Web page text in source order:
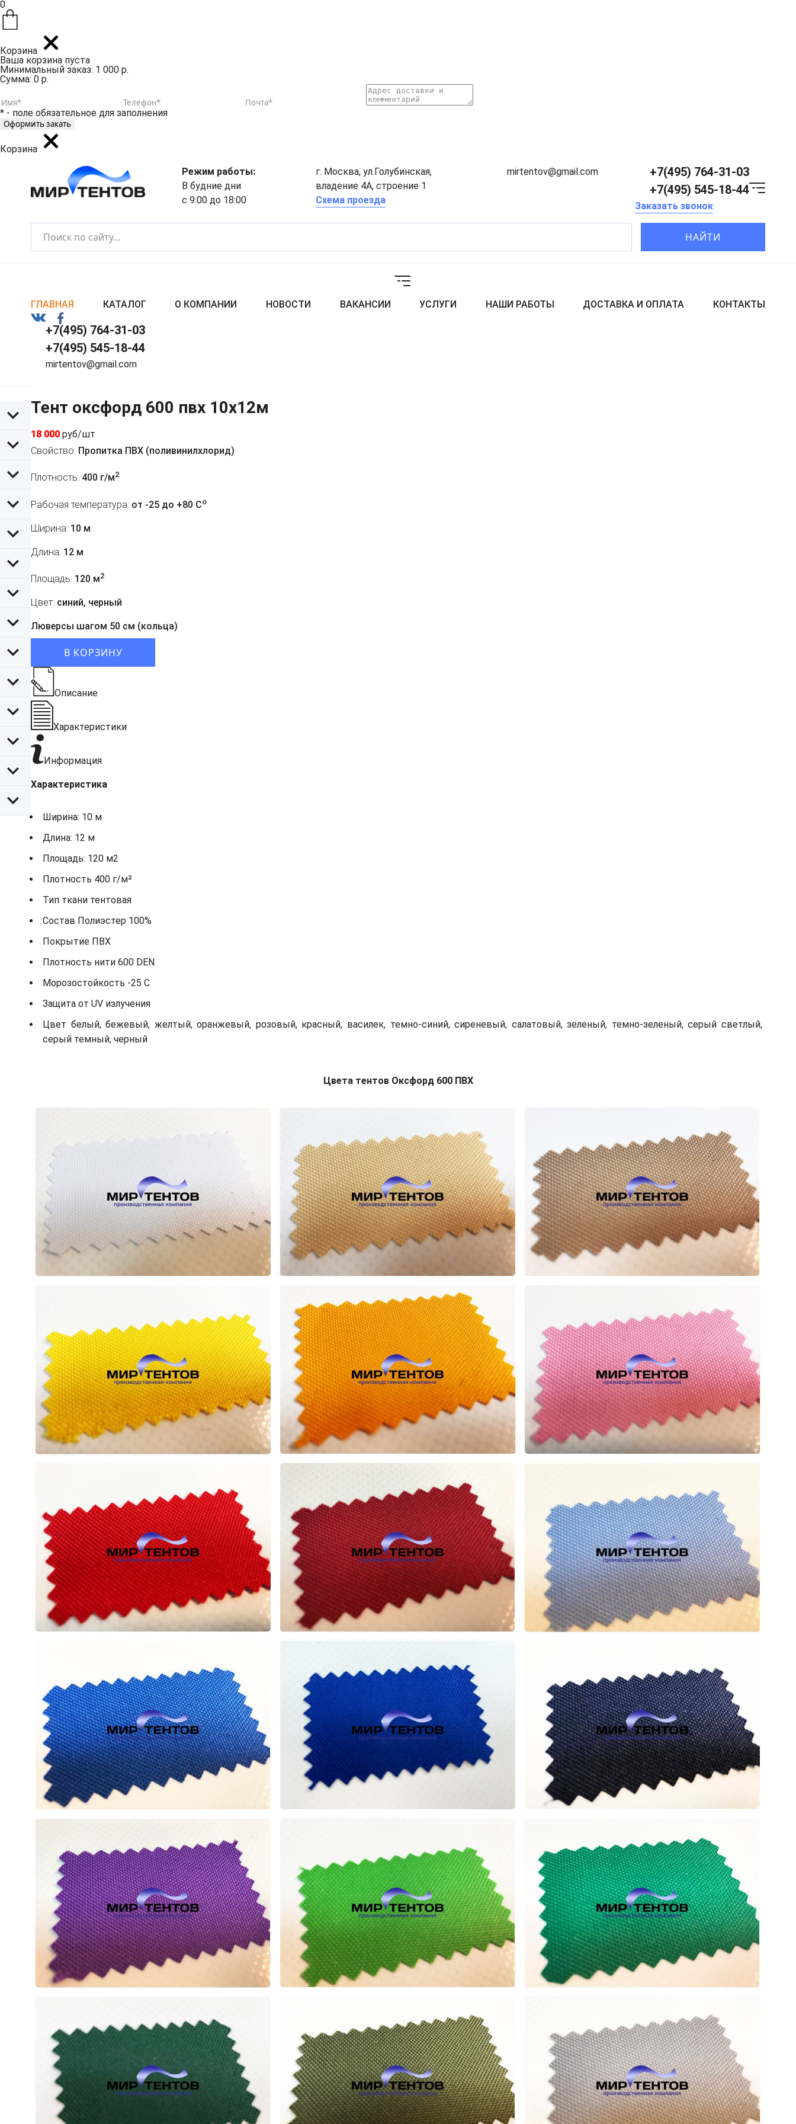
0
Корзина
Ваша корзина пуста
Минимальный заказ: 1 000 р.
Сумма: 0 р.
* - поле обязательное для заполнения
Корзина
Режим работы:
В будние дни
с 9:00 до 18:00
г. Москва, ул.Голубинская,
владение 4А, строение 1
Схема проезда
mirtentov@gmail.com
+7(495) 764-31-03
+7(495) 545-18-44
Заказать звонок
НАЙТИ
ГЛАВНАЯ КАТАЛОГ О КОМПАНИИ НОВОСТИ ВАКАНСИИ УСЛУГИ НАШИ РАБОТЫ ДОСТАВКА И ОПЛАТА КОНТАКТЫ
+7(495) 764-31-03
+7(495) 545-18-44
mirtentov@gmail.com
Тент оксфорд 600 пвх 10х12м
18 000 руб/шт
Свойство: Пропитка ПВХ (поливинилхлорид)
Плотность: 400 г/м2
Рабочая температура: от -25 до +80 Co
Ширина: 10 м
Длина: 12 м
Площадь: 120 м2
Цвет: синий, черный
Люверсы шагом 50 см (кольца)
В КОРЗИНУ
Описание
Характеристики
Информация
Характеристика
Ширина: 10 м
Длина: 12 м
Площадь: 120 м2
Плотность 400 г/м²
Тип ткани тентовая
Состав Полиэстер 100%
Покрытие ПВХ
Плотность нити 600 DEN
Морозостойкость -25 С
Защита от UV излучения
Цвет белый, бежевый, желтый, оранжевый, розовый, красный, василек, темно-синий, сиреневый, салатовый, зеленый, темно-зеленый, серый светлый,
серый темный, черный
Цвета тентов Оксфорд 600 ПВХ